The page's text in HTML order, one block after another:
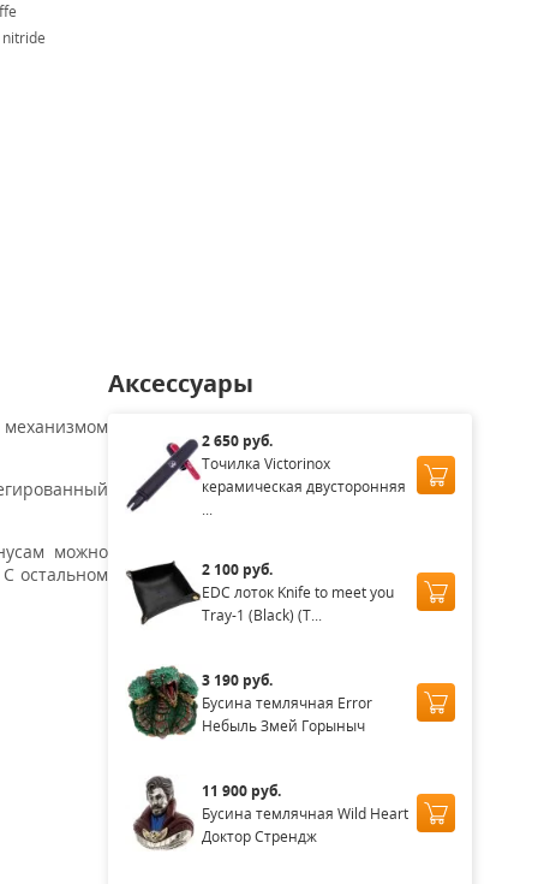
механизмом
можно
остальном
Аксессуары
2 650 руб.
Точилка Victorinox
керамическая двусторонняя
...
2 100 руб.
EDC лоток Knife to meet you
Tray-1 (Black) (T...
3 190 руб.
Бусина темлячная Error
Небыль Змей Горыныч
11 900 руб.
Бусина темлячная Wild Heart
Доктор Стрендж